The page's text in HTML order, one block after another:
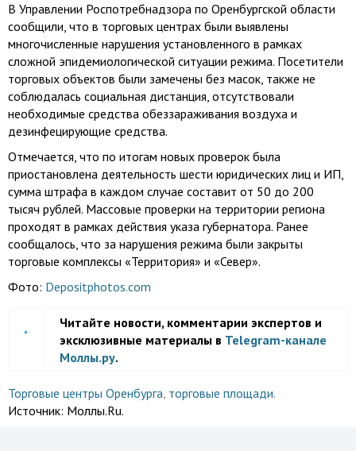
В Управлении Роспотребнадзора по Оренбургской области
сообщили, что в торговых центрах были выявлены
многочисленные нарушения установленного в рамках
сложной эпидемиологической ситуации режима. Посетители
торговых объектов были замечены без масок, также не
соблюдалась социальная дистанция, отсутствовали
необходимые средства обеззараживания воздуха и
дезинфецирующие средства.
Отмечается, что по итогам новых проверок была
приостановлена деятельность шести юридических лиц и ИП,
сумма штрафа в каждом случае составит от 50 до 200
тысяч рублей. Массовые проверки на территории региона
проходят в рамках действия указа губернатора. Ранее
сообщалось, что за нарушения режима были закрыты
торговые комплексы «Территория» и «Север».
Фото: Depositphotos.com
Читайте новости, комментарии экспертов и
эксклюзивные материалы в Telegram-канале
Моллы.ру.
Торговые центры Оренбурга, торговые площади.
Источник: Моллы.Ru.